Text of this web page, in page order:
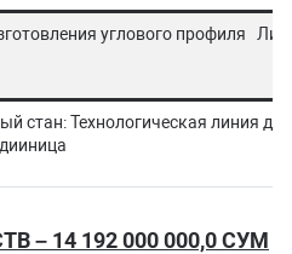
углового профиля
стан: Технологическая линия для
– 14 192 000 000,0 СУМ